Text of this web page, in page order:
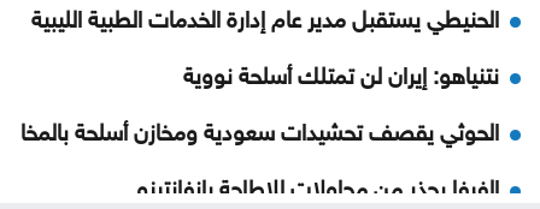
الحنيطي يستقبل مدير عام إدارة الخدمات الطبية الليبية
نتنياهو: إيران لن تمتلك أسلحة نووية
الحوثي يقصف تحشيدات سعودية ومخازن أسلحة بالمخا
الفيفا يحذر من محاولات للإطاحة بإنفانتينو